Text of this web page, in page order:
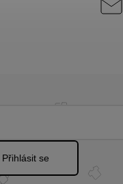
Přihlásit se